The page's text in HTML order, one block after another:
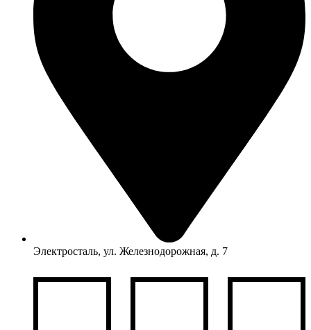
Электросталь, ул. Железнодорожная, д. 7